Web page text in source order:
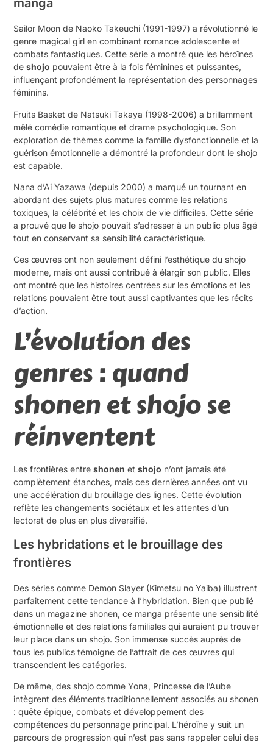
manga
Sailor Moon de Naoko Takeuchi (1991-1997) a révolutionné le
genre magical girl en combinant romance adolescente et
combats fantastiques. Cette série a montré que les héroïnes
deshojo pouvaient être à la fois féminines et puissantes,
influençant profondément la représentation des personnages
féminins.
Fruits Basket de Natsuki Takaya (1998-2006) a brillamment
mêlé comédie romantique et drame psychologique. Son
exploration de thèmes comme la famille dysfonctionnelle et la
guérison émotionnelle a démontré la profondeur dont le shojo
est capable.
Nana d’Ai Yazawa (depuis 2000) a marqué un tournant en
abordant des sujets plus matures comme les relations
toxiques, la célébrité et les choix de vie difficiles. Cette série
a prouvé que le shojo pouvait s’adresser à un public plus âgé
tout en conservant sa sensibilité caractéristique.
Ces œuvres ont non seulement défini l’esthétique du shojo
moderne, mais ont aussi contribué à élargir son public. Elles
ont montré que les histoires centrées sur les émotions et les
relations pouvaient être tout aussi captivantes que les récits
d’action.
L’évolution des
genres : quand
shonen et shojo se
réinventent
Les frontières entreshonen etshojo n’ont jamais été
complètement étanches, mais ces dernières années ont vu
une accélération du brouillage des lignes. Cette évolution
reflète les changements sociétaux et les attentes d’un
lectorat de plus en plus diversifié.
Les hybridations et le brouillage des
frontières
Des séries comme Demon Slayer (Kimetsu no Yaiba) illustrent
parfaitement cette tendance à l’hybridation. Bien que publié
dans un magazine shonen, ce manga présente une sensibilité
émotionnelle et des relations familiales qui auraient pu trouver
leur place dans un shojo. Son immense succès auprès de
tous les publics témoigne de l’attrait de ces œuvres qui
transcendent les catégories.
De même, des shojo comme Yona, Princesse de l’Aube
intègrent des éléments traditionnellement associés au shonen
: quête épique, combats et développement des
compétences du personnage principal. L’héroïne y suit un
parcours de progression qui n’est pas sans rappeler celui des